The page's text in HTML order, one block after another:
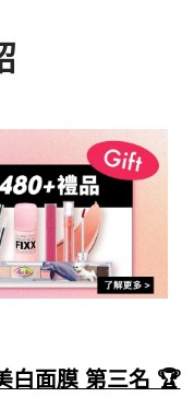
面膜 第三名 🏆